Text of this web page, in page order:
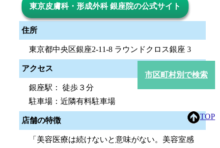
東京皮膚科・形成外科 銀座院の公式サイト
住所
東京都中央区銀座2-11-8 ラウンドクロス銀座 3
アクセス
銀座駅： 徒歩３分
駐車場：近隣有料駐車場
店舗の特徴
「美容医療は続けないと意味がない。美容室感
市区町村別で検索
TOP